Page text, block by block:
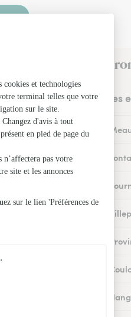
et dans ses
Les fleuristes
Fleuristes à
Fleuristes à
Fleuristes à
Fleuristes à
Fleuristes à
Fleuristes à
Fleuristes à